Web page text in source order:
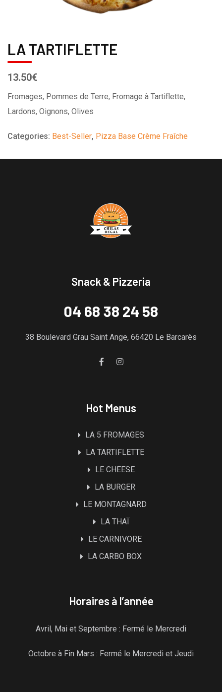
LA TARTIFLETTE
13.50€
Fromages, Pommes de Terre, Fromage à Tartiflette,
Lardons, Oignons, Olives
Categories: Best-Seller, Pizza Base Crème Fraîche
Snack & Pizzeria
04 68 38 24 58
38 Boulevard Grau Saint Ange, 66420 Le Barcarès
Hot Menus
LA 5 FROMAGES
LA TARTIFLETTE
LE CHEESE
LA BURGER
LE MONTAGNARD
LA THAÏ
LE CARNIVORE
LA CARBO BOX
Horaires à l’année
Avril, Mai et Septembre : Fermé le Mercredi
Octobre à Fin Mars : Fermé le Mercredi et Jeudi